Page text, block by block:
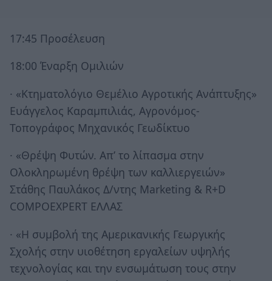
17:45 Προσέλευση
18:00 Έναρξη Ομιλιών
· «Κτηματολόγιο Θεμέλιο Αγροτικής Ανάπτυξης»
Ευάγγελος Καραμπιλιάς, Αγρονόμος-
Τοπογράφος Μηχανικός Γεωδίκτυο
· «Θρέψη Φυτών. Απ’ το λίπασμα στην
Ολοκληρωμένη θρέψη των καλλιεργειών»
Στάθης Παυλάκος Δ/ντης Marketing & R+D
COMPOEXPERT ΕΛΛΑΣ
· «Η συμβολή της Αμερικανικής Γεωργικής
Σχολής στην υιοθέτηση εργαλείων υψηλής
τεχνολογίας και την ενσωμάτωση τους στην